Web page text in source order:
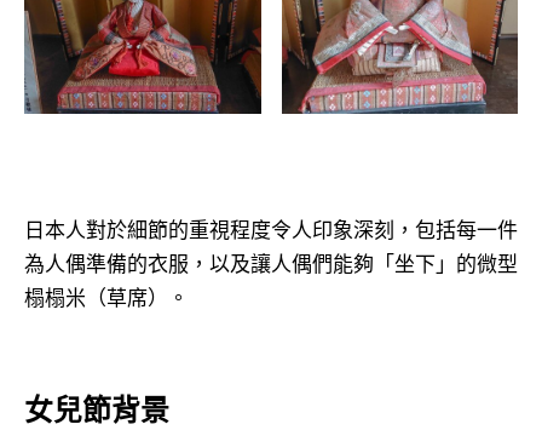
日本人對於細節的重視程度令人印象深刻，包括每一件
為人偶準備的衣服，以及讓人偶們能夠「坐下」的微型
榻榻米（草席）。
女兒節背景